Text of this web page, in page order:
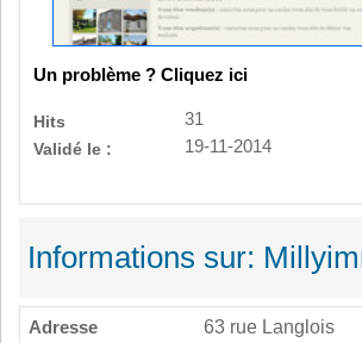
Un problème ? Cliquez ici
Hits
31
Validé le :
19-11-2014
Informations sur:
Adresse
63 rue Langlois